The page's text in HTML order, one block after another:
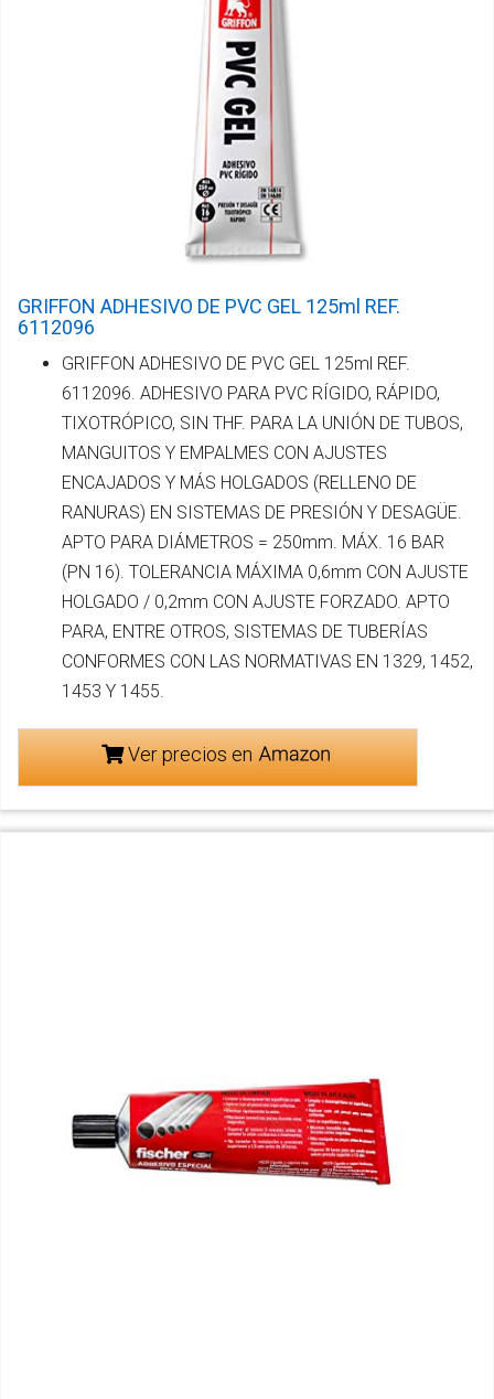
GRIFFON ADHESIVO DE PVC GEL 125ml REF.
6112096
GRIFFON ADHESIVO DE PVC GEL 125ml REF.
6112096. ADHESIVO PARA PVC RÍGIDO, RÁPIDO,
TIXOTRÓPICO, SIN THF. PARA LA UNIÓN DE TUBOS,
MANGUITOS Y EMPALMES CON AJUSTES
ENCAJADOS Y MÁS HOLGADOS (RELLENO DE
RANURAS) EN SISTEMAS DE PRESIÓN Y DESAGÜE.
APTO PARA DIÁMETROS = 250mm. MÁX. 16 BAR
(PN 16). TOLERANCIA MÁXIMA 0,6mm CON AJUSTE
HOLGADO / 0,2mm CON AJUSTE FORZADO. APTO
PARA, ENTRE OTROS, SISTEMAS DE TUBERÍAS
CONFORMES CON LAS NORMATIVAS EN 1329, 1452,
1453 Y 1455.
Ver precios en